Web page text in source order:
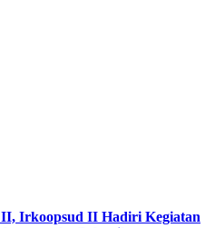
Irkoopsud II Hadiri Kegiatan